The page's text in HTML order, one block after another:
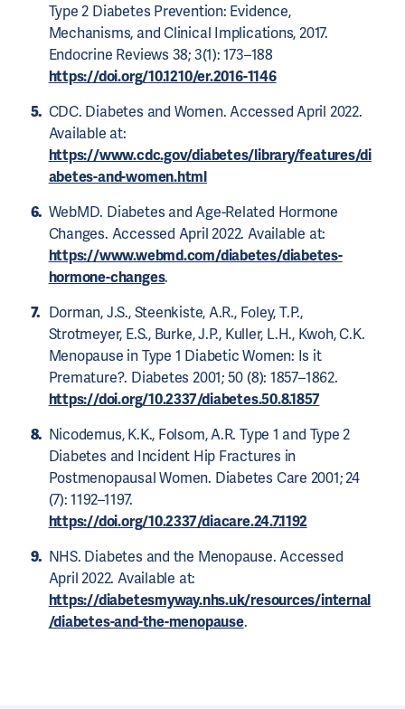
Type 2 Diabetes Prevention: Evidence,
Mechanisms, and Clinical Implications, 2017.
Endocrine Reviews 38; 3(1): 173–188
https://doi.org/10.1210/er.2016-1146
CDC. Diabetes and Women. Accessed April 2022.
Available at:
https://www.cdc.gov/diabetes/library/features/di
abetes-and-women.html
WebMD. Diabetes and Age-Related Hormone
Changes. Accessed April 2022. Available at:
https://www.webmd.com/diabetes/diabetes-
hormone-changes.
Dorman, J.S., Steenkiste, A.R., Foley, T.P.,
Strotmeyer, E.S., Burke, J.P., Kuller, L.H., Kwoh, C.K.
Menopause in Type 1 Diabetic Women: Is it
Premature?. Diabetes 2001; 50 (8): 1857–1862.
https://doi.org/10.2337/diabetes.50.8.1857
Nicodemus, K.K., Folsom, A.R. Type 1 and Type 2
Diabetes and Incident Hip Fractures in
Postmenopausal Women. Diabetes Care 2001; 24
(7): 1192–1197.
https://doi.org/10.2337/diacare.24.7.1192
NHS. Diabetes and the Menopause. Accessed
April 2022. Available at:
https://diabetesmyway.nhs.uk/resources/internal
/diabetes-and-the-menopause.